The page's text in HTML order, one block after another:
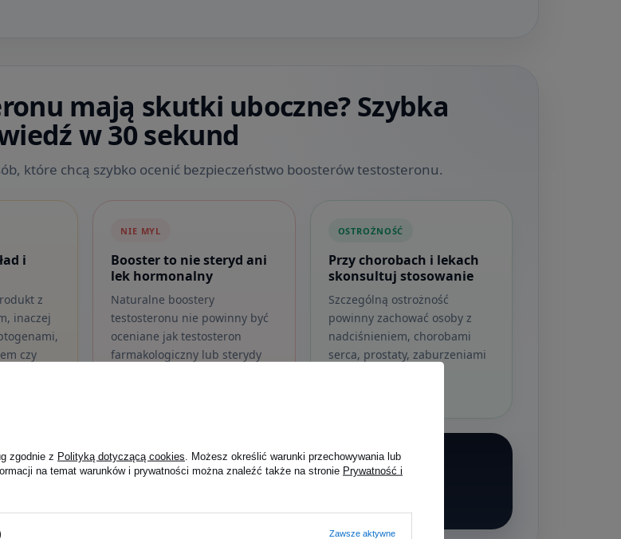
mają skutki uboczne? Szybka
w 30 sekund
które chcą szybko ocenić bezpieczeństwo boosterów testosteronu.
i
z
inaczej
czy
NIE MYL
Booster to nie steryd ani
lek hormonalny
Naturalne boostery
testosteronu nie powinny być
oceniane jak testosteron
farmakologiczny lub sterydy
OSTROŻNOŚĆ
Przy chorobach i lekach
skonsultuj stosowanie
Szczególną ostrożność
powinny zachować osoby z
nadciśnieniem, chorobami
serca, prostaty, zaburzeniami
stosowaniu, ale nie są produktem dla każdego.
i nie ignoruj przeciwwskazań zdrowotnych.
zgodnie z Polityką dotyczącą cookies . Możesz określić warunki przechowywania lub
na temat warunków i prywatności można znaleźć także na stronie Prywatność i
Zawsze aktywne